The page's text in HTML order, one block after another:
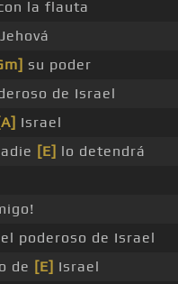
la flauta
su poder
de Israel
Israel
[E] lo detendrá
poderoso de Israel
de [E] Israel